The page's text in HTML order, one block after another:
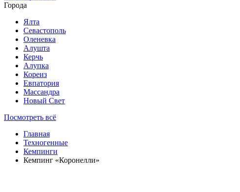
Города
Ялта
Севастополь
Оленевка
Алушта
Керчь
Алупка
Кореиз
Евпатория
Массандра
Новый Свет
Посмотреть всё
Главная
Техногенные
Кемпинги
Кемпинг «Коронелли»